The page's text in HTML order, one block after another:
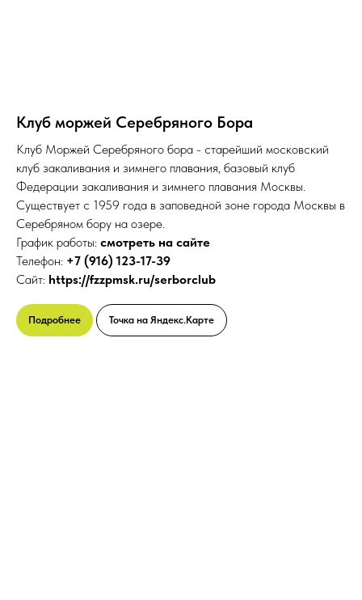
Клуб моржей Серебряного Бора
Клуб Моржей Серебряного бора - старейший московский
клуб закаливания и зимнего плавания, базовый клуб
Федерации закаливания и зимнего плавания Москвы.
Существует с 1959 года в заповедной зоне города Москвы в
Серебряном бору на озере.
График работы: смотреть на сайте
Телефон: +7 (916) 123-17-39
Сайт: https://fzzpmsk.ru/serborclub
Подробнее Точка на Яндекс.Карте